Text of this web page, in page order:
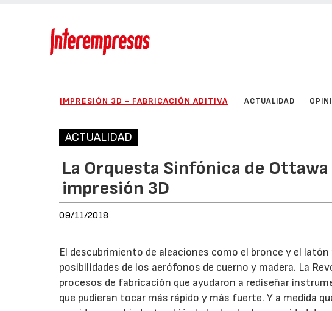
IMPRESIÓN 3D - FABRICACIÓN ADITIVA ACTUALIDAD
ACTUALIDAD
La Orquesta Sinfónica de
impresión 3D
09/11/2018
El descubrimiento de aleaciones como el bronce y el
posibilidades de los aerófonos de cuerno y madera. La
procesos de fabricación que ayudaron a rediseñar
que pudieran tocar más rápido y más fuerte. Y a medida